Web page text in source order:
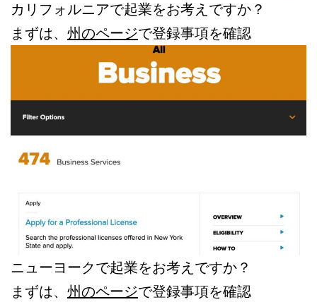
カリフォルニアで起業をお考えですか？
まずは、 州のページで登録事項を確認
ニューヨークで起業をお考えですか？
まずは、 州のページで登録事項を確認